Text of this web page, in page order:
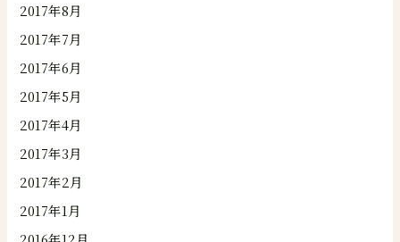
2017年8月
2017年7月
2017年6月
2017年5月
2017年4月
2017年3月
2017年2月
2017年1月